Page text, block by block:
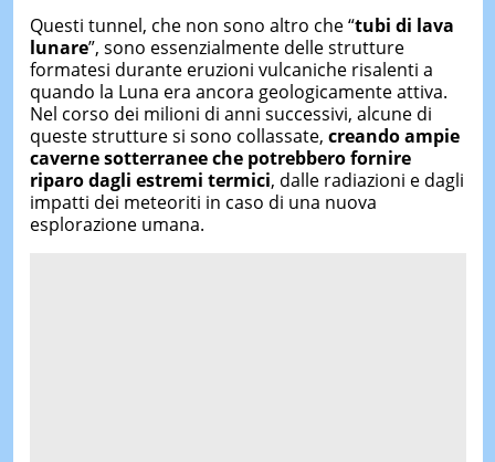
Questi tunnel, che non sono altro che “tubi di lava
lunare”, sono essenzialmente delle strutture
formatesi durante eruzioni vulcaniche risalenti a
quando la Luna era ancora geologicamente attiva.
Nel corso dei milioni di anni successivi, alcune di
queste strutture si sono collassate, creando ampie
caverne sotterranee che potrebbero fornire
riparo dagli estremi termici, dalle radiazioni e dagli
impatti dei meteoriti in caso di una nuova
esplorazione umana.